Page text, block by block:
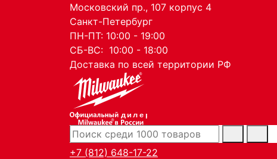
Московский пр., 107 корпус 4
Санкт-Петербург
ПН-ПТ: 10:00 - 19:00
СБ-ВС: 10:00 - 18:00
Доставка по всей территории РФ
дилер
+7 (812) 648-17-22